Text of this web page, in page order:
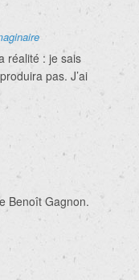
réalité : je sais
pas. J’ai
Benoît Gagnon.